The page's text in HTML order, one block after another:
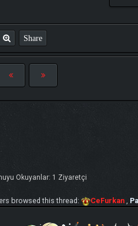
Share
Okuyanlar: 1 Ziyaretçi
browsed this thread: CeFurkan ,